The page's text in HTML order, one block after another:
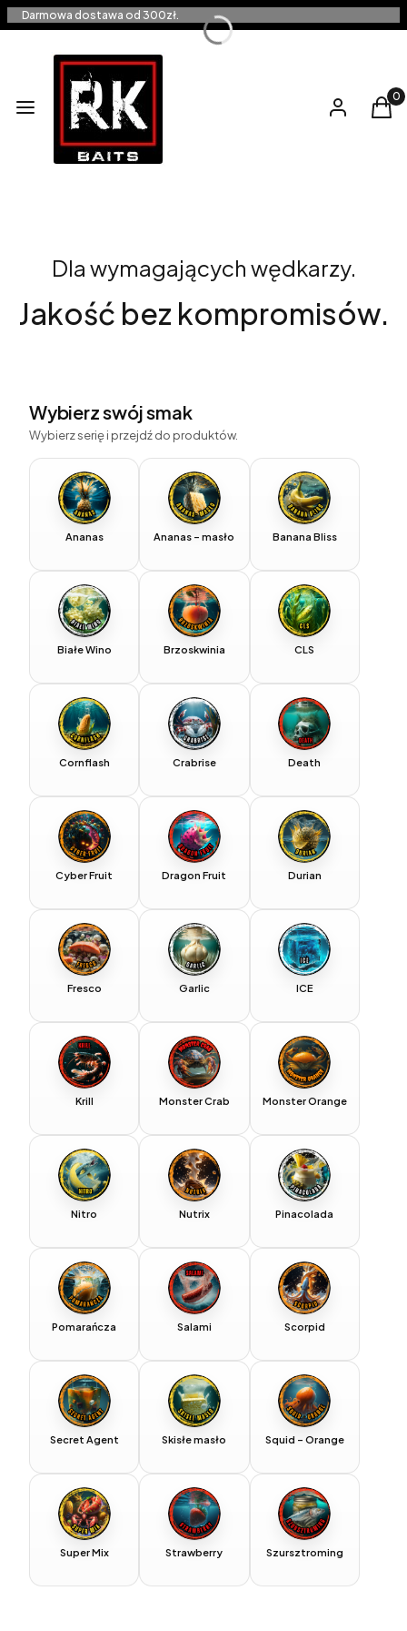
Darmowa dostawa od 300zł.
Menu Zaloguj się
Dla wymagających wędkarzy.
Jakość bez kompromisów.
Wybierz swój smak
Wybierz serię i przejdź do produktów.
Ananas Ananas – masło Banana Bliss
Białe Wino Brzoskwinia CLS
Cornflash Crabrise Death
Cyber Fruit Dragon Fruit Durian
Fresco Garlic ICE
Krill Monster Crab Monster Orange
Nitro Nutrix Pinacolada
Pomarańcza Salami Scorpid
Secret Agent Skisłe masło Squid – Orange
Super Mix Strawberry Szursztroming